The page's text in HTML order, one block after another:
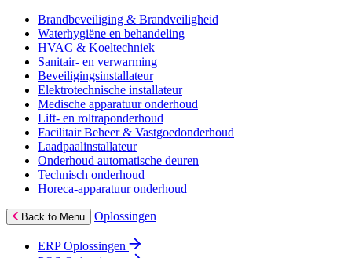
Brandbeveiliging & Brandveiligheid
Waterhygiëne en behandeling
HVAC & Koeltechniek
Sanitair- en verwarming
Beveiligingsinstallateur
Elektrotechnische installateur
Medische apparatuur onderhoud
Lift- en roltraponderhoud
Facilitair Beheer & Vastgoedonderhoud
Laadpaalinstallateur
Onderhoud automatische deuren
Technisch onderhoud
Horeca-apparatuur onderhoud
Back to Menu Oplossingen
ERP Oplossingen